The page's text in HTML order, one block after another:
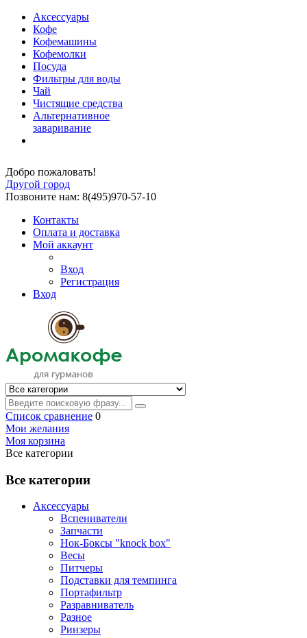
Аксессуары
Кофе
Кофемашины
Кофемолки
Посуда
Фильтры для воды
Чай
Чистящие средства
Альтернативное
заваривание
Добро пожаловать!
Другой город
Позвоните нам: 8(495)970-57-10
Контакты
Оплата и доставка
Мой аккаунт
Вход
Регистрация
Вход
Список сравнение 0
Мои желания
Моя корзина
Все категории
Все категории
Аксессуары
Вспениватели
Запчасти
Нок-Боксы "knock box"
Весы
Питчеры
Подставки для темпинга
Портафильтр
Разравниватель
Разное
Ринзеры